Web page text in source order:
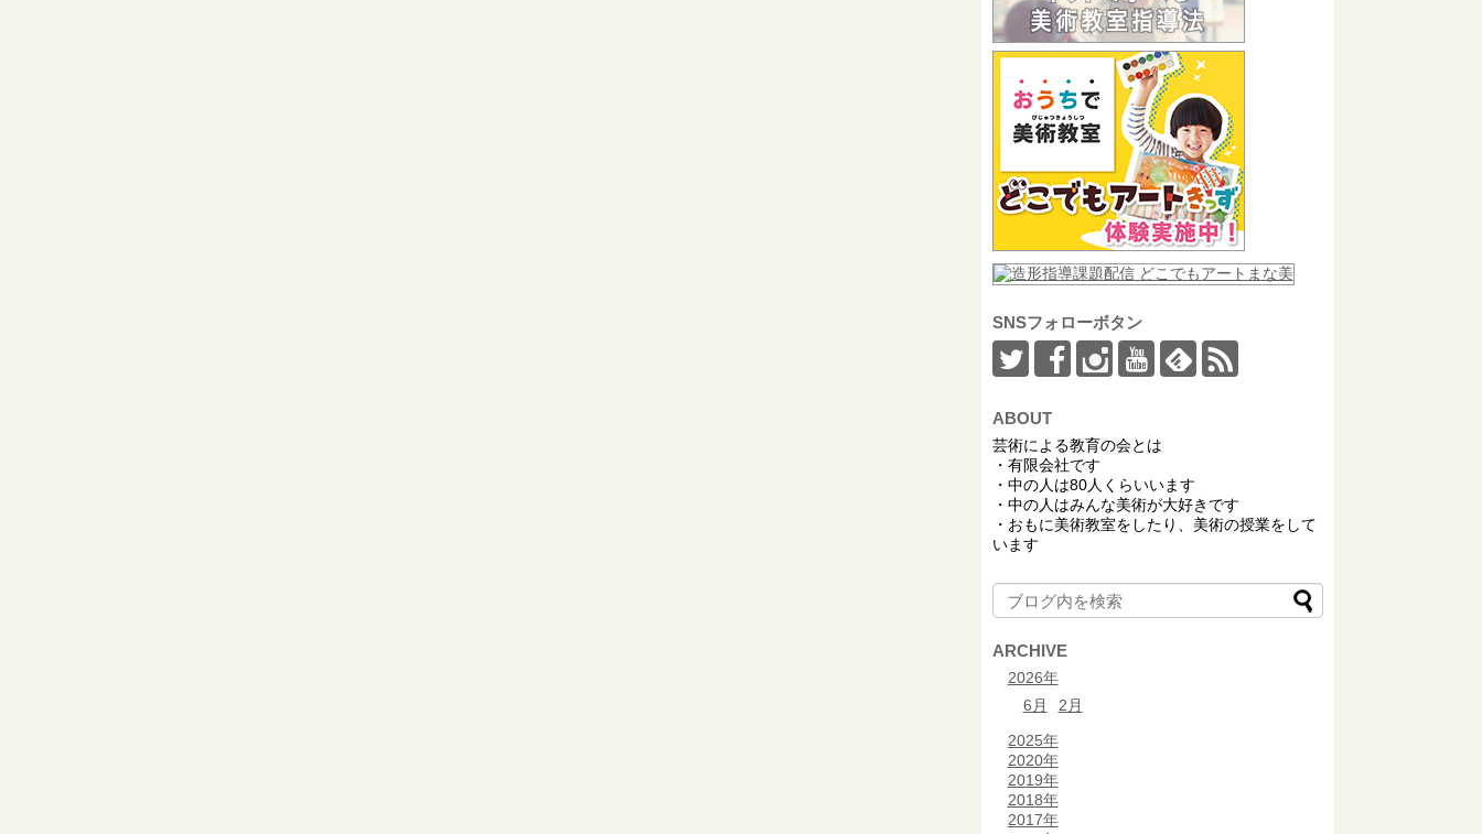
SNSフォローボタン
ABOUT
芸術による教育の会とは
・有限会社です
・中の人は80人くらいいます
・中の人はみんな美術が大好きです
・おもに美術教室をしたり、美術の授業をして
います
ARCHIVE
2026年
6月
2月
2025年
2020年
2019年
2018年
2017年